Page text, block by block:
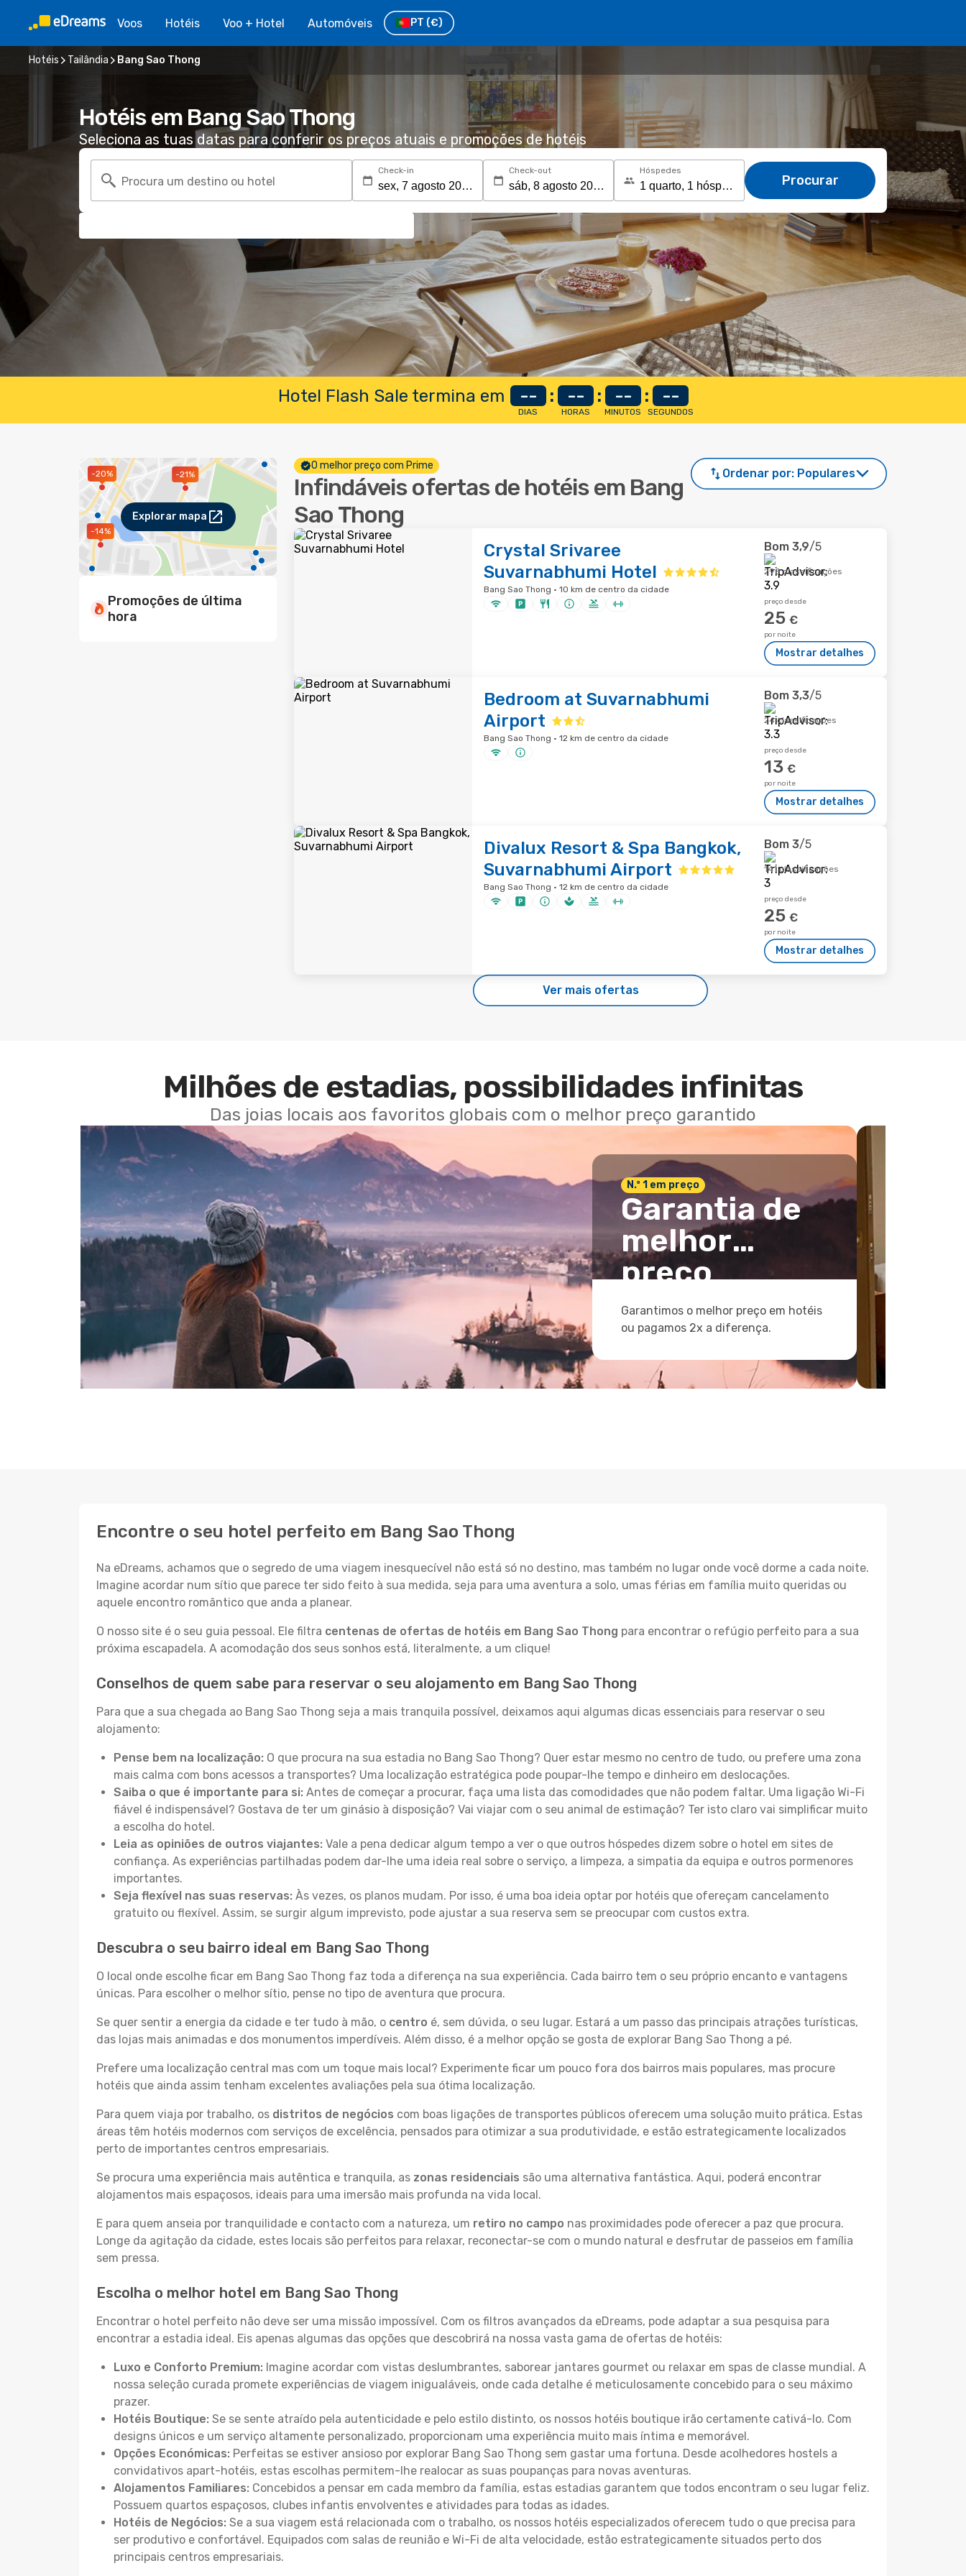
Voos Hotéis Voo + Hotel Automóveis PT (€)
Hotéis Tailândia Bang Sao Thong
Hotéis em Bang Sao Thong
Seleciona as tuas datas para conferir os preços atuais e promoções de hotéis
Procura um destino ou hotel
Check-in Check-out Hóspedes
Procurar
Hotel Flash Sale termina em --
DIAS
: --
HORAS
: --
MINUTOS
: --
SEGUNDOS
-21%
-20%
-14%
Explorar mapa
Promoções de última
hora
O melhor preço com Prime
Infindáveis ofertas de hotéis em Bang
Sao Thong
Ordenar por: Populares
Crystal Srivaree
Suvarnabhumi Hotel
Bang Sao Thong · 10 km de centro da cidade
Bom 3,9/5
298 classificações
preço desde
25 €
por noite
Mostrar detalhes
Bedroom at Suvarnabhumi
Airport
Bang Sao Thong · 12 km de centro da cidade
Bom 3,3/5
24 classificações
preço desde
13 €
por noite
Mostrar detalhes
Divalux Resort & Spa Bangkok,
Suvarnabhumi Airport
Bang Sao Thong · 12 km de centro da cidade
Bom 3/5
141 classificações
preço desde
25 €
por noite
Mostrar detalhes
Ver mais ofertas
Milhões de estadias, possibilidades infinitas
Das joias locais aos favoritos globais com o melhor preço garantido
N.º 1 em preço
Garantia de
melhor
preço
Garantimos o melhor preço em hotéis
ou pagamos 2x a diferença.
Encontre o seu hotel perfeito em Bang Sao Thong
Na eDreams, achamos que o segredo de uma viagem inesquecível não está só no destino, mas também no lugar onde você dorme a cada noite.
Imagine acordar num sítio que parece ter sido feito à sua medida, seja para uma aventura a solo, umas férias em família muito queridas ou
aquele encontro romântico que anda a planear.
O nosso site é o seu guia pessoal. Ele filtra centenas de ofertas de hotéis em Bang Sao Thong para encontrar o refúgio perfeito para a sua
próxima escapadela. A acomodação dos seus sonhos está, literalmente, a um clique!
Conselhos de quem sabe para reservar o seu alojamento em Bang Sao Thong
Para que a sua chegada ao Bang Sao Thong seja a mais tranquila possível, deixamos aqui algumas dicas essenciais para reservar o seu
alojamento:
Pense bem na localização: O que procura na sua estadia no Bang Sao Thong? Quer estar mesmo no centro de tudo, ou prefere uma zona
mais calma com bons acessos a transportes? Uma localização estratégica pode poupar-lhe tempo e dinheiro em deslocações.
Saiba o que é importante para si: Antes de começar a procurar, faça uma lista das comodidades que não podem faltar. Uma ligação Wi-Fi
fiável é indispensável? Gostava de ter um ginásio à disposição? Vai viajar com o seu animal de estimação? Ter isto claro vai simplificar muito
a escolha do hotel.
Leia as opiniões de outros viajantes: Vale a pena dedicar algum tempo a ver o que outros hóspedes dizem sobre o hotel em sites de
confiança. As experiências partilhadas podem dar-lhe uma ideia real sobre o serviço, a limpeza, a simpatia da equipa e outros pormenores
importantes.
Seja flexível nas suas reservas: Às vezes, os planos mudam. Por isso, é uma boa ideia optar por hotéis que ofereçam cancelamento
gratuito ou flexível. Assim, se surgir algum imprevisto, pode ajustar a sua reserva sem se preocupar com custos extra.
Descubra o seu bairro ideal em Bang Sao Thong
O local onde escolhe ficar em Bang Sao Thong faz toda a diferença na sua experiência. Cada bairro tem o seu próprio encanto e vantagens
únicas. Para escolher o melhor sítio, pense no tipo de aventura que procura.
Se quer sentir a energia da cidade e ter tudo à mão, o centro é, sem dúvida, o seu lugar. Estará a um passo das principais atrações turísticas,
das lojas mais animadas e dos monumentos imperdíveis. Além disso, é a melhor opção se gosta de explorar Bang Sao Thong a pé.
Prefere uma localização central mas com um toque mais local? Experimente ficar um pouco fora dos bairros mais populares, mas procure
hotéis que ainda assim tenham excelentes avaliações pela sua ótima localização.
Para quem viaja por trabalho, os distritos de negócios com boas ligações de transportes públicos oferecem uma solução muito prática. Estas
áreas têm hotéis modernos com serviços de excelência, pensados para otimizar a sua produtividade, e estão estrategicamente localizados
perto de importantes centros empresariais.
Se procura uma experiência mais autêntica e tranquila, as zonas residenciais são uma alternativa fantástica. Aqui, poderá encontrar
alojamentos mais espaçosos, ideais para uma imersão mais profunda na vida local.
E para quem anseia por tranquilidade e contacto com a natureza, um retiro no campo nas proximidades pode oferecer a paz que procura.
Longe da agitação da cidade, estes locais são perfeitos para relaxar, reconectar-se com o mundo natural e desfrutar de passeios em família
sem pressa.
Escolha o melhor hotel em Bang Sao Thong
Encontrar o hotel perfeito não deve ser uma missão impossível. Com os filtros avançados da eDreams, pode adaptar a sua pesquisa para
encontrar a estadia ideal. Eis apenas algumas das opções que descobrirá na nossa vasta gama de ofertas de hotéis:
Luxo e Conforto Premium: Imagine acordar com vistas deslumbrantes, saborear jantares gourmet ou relaxar em spas de classe mundial. A
nossa seleção curada promete experiências de viagem inigualáveis, onde cada detalhe é meticulosamente concebido para o seu máximo
prazer.
Hotéis Boutique: Se se sente atraído pela autenticidade e pelo estilo distinto, os nossos hotéis boutique irão certamente cativá-lo. Com
designs únicos e um serviço altamente personalizado, proporcionam uma experiência muito mais íntima e memorável.
Opções Económicas: Perfeitas se estiver ansioso por explorar Bang Sao Thong sem gastar uma fortuna. Desde acolhedores hostels a
convidativos apart-hotéis, estas escolhas permitem-lhe realocar as suas poupanças para novas aventuras.
Alojamentos Familiares: Concebidos a pensar em cada membro da família, estas estadias garantem que todos encontram o seu lugar feliz.
Possuem quartos espaçosos, clubes infantis envolventes e atividades para todas as idades.
Hotéis de Negócios: Se a sua viagem está relacionada com o trabalho, os nossos hotéis especializados oferecem tudo o que precisa para
ser produtivo e confortável. Equipados com salas de reunião e Wi-Fi de alta velocidade, estão estrategicamente situados perto dos
principais centros empresariais.